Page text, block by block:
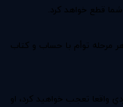
قطع خواهد كرد.
مرحله توأم با حساب و كتاب
واقعا تعجب خواهيد كرد، او